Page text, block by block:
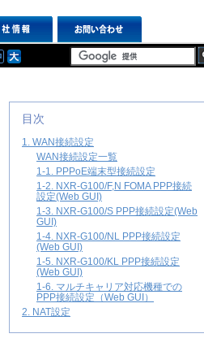
目次
1. WAN接続設定
WAN接続設定一覧
1-1. PPPoE端末型接続設定
1-2. NXR-G100/F,N FOMA PPP接続
設定(Web GUI)
1-3. NXR-G100/S PPP接続設定(Web
GUI)
1-4. NXR-G100/NL PPP接続設定
(Web GUI)
1-5. NXR-G100/KL PPP接続設定
(Web GUI)
1-6. マルチキャリア対応機種での
PPP接続設定（Web GUI）
2. NAT設定